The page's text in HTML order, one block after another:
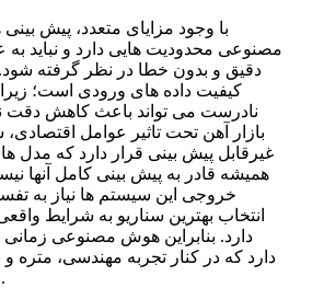
با وجود مزایای متعدد، پیش
مصنوعی محدودیت هایی دارد و نباید به
دقیق و بدون خطا در نظر گرفته
کیفیت داده های ورودی است؛
نادرست می تواند باعث کاهش دقت
بازار آهن تحت تاثیر عوامل
غیرقابل پیش بینی قرار دارد که
همیشه قادر به پیش بینی کامل آنها
خروجی این سیستم ها نیاز به
انتخاب بهترین سناریو به شرایط
دارد. بنابراین هوش مصنوعی زمانی
دارد که در کنار تجربه مهندسی، متره
استفاده قرار گیرد.